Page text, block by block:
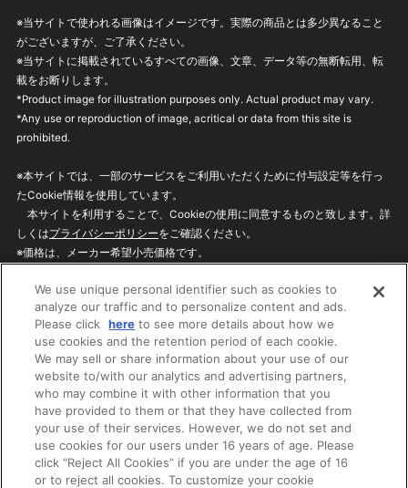
※当サイトで使われる画像はイメージです。実際の商品とは多少異なること
がございますが、ご了承ください。
※当サイトに掲載されているすべての画像、文章、データ等の無断転用、転
載をお断りします。
*Product image for illustration purposes only. Actual product may vary.
*Any use or reproduction of image, acritical or data from this site is
prohibited.
※本サイトでは、一部のサービスをご利用いただくために付与設定等を行っ
たCookie情報を使用しています。
本サイトを利用することで、Cookieの使用に同意するものと致します。詳
しくはプライバシーポリシーをご確認ください。
※価格は、メーカー希望小売価格です。
ざいますのでご了承ください。
privacypolicy
Do Not Sell or Share My
Personal Information
ウェブサイトご利用条件
ソーシャルメディアポリシー
個人情報保護方針
お問い合わせ
©BANDAI
We use unique personal identifier such as cookies to
analyze our traffic and to personalize content and ads.
Please click here to see more details about how we
use cookies and the retention period of each cookie.
We may sell or share information about your use of our
website to/with our analytics and advertising partners,
who may combine it with other information that you
have provided to them or that they have collected from
your use of their services. However, we do not set and
use cookies for our users under 16 years of age. Please
click “Reject All Cookies” if you are under the age of 16
or to reject all cookies. To customize your cookie